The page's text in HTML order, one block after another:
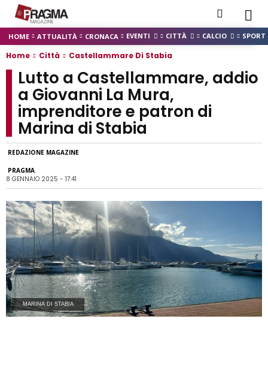
HOME ATTUALITÀ CRONACA EVENTI CITTÀ CALCIO SPORT
Home Città Castellammare Di Stabia
Lutto a Castellammare, addio
a Giovanni La Mura,
imprenditore e patron di
Marina di Stabia
REDAZIONE MAGAZINE
PRAGMA
8 GENNAIO 2025 - 17:41
MARINA DI STABIA